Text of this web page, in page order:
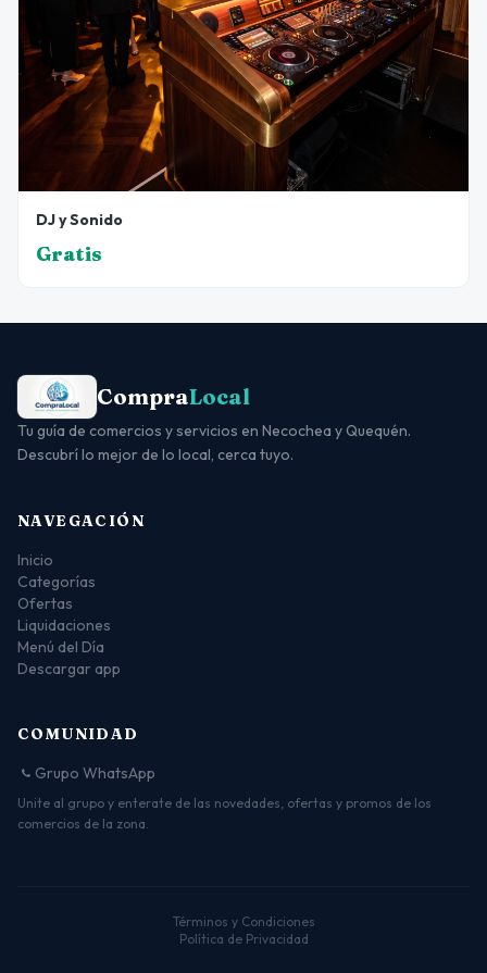
DJ y Sonido
Gratis
CompraLocal
Tu guía de comercios y servicios en Necochea y Quequén.
Descubrí lo mejor de lo local, cerca tuyo.
NAVEGACIÓN
Inicio
Categorías
Ofertas
Liquidaciones
Menú del Día
Descargar app
COMUNIDAD
Grupo WhatsApp
Unite al grupo y enterate de las novedades, ofertas y promos de los
comercios de la zona.
Términos y Condiciones
Política de Privacidad